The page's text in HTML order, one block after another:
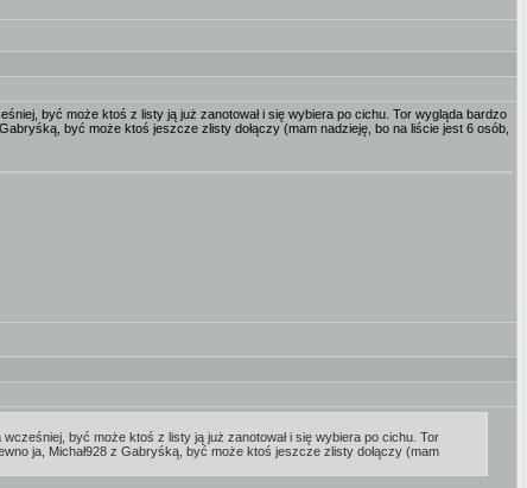
być może ktoś z listy ją już zanotował i się wybiera po cichu. Tor wygląda bardzo
być może ktoś jeszcze zlisty dołączy (mam nadzieję, bo na liście jest 6 osób,
być może ktoś z listy ją już zanotował i się wybiera po cichu. Tor
ja, Michał928 z Gabryśką, być może ktoś jeszcze zlisty dołączy (mam